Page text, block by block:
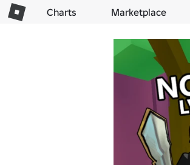
Charts Marketplace